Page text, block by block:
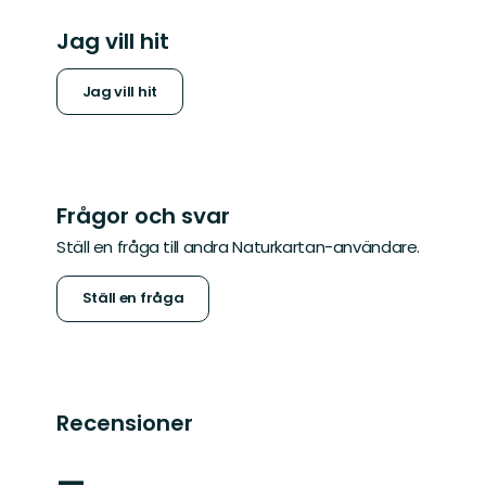
Jag vill hit
Jag vill hit
Frågor och svar
Ställ en fråga till andra Naturkartan-användare.
Ställ en fråga
Recensioner